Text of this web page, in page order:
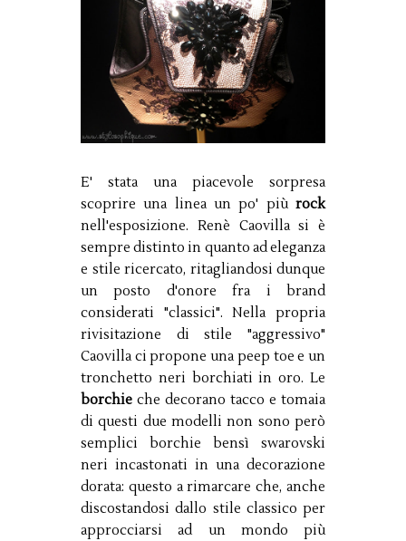
E' stata una piacevole sorpresa
scoprire una linea un po' più rock
nell'esposizione. Renè Caovilla si è
sempre distinto in quanto ad eleganza
e stile ricercato, ritagliandosi dunque
un posto d'onore fra i brand
considerati "classici". Nella propria
rivisitazione di stile "aggressivo"
Caovilla ci propone una peep toe e un
tronchetto neri borchiati in oro. Le
borchie che decorano tacco e tomaia
di questi due modelli non sono però
semplici borchie bensì swarovski
neri incastonati in una decorazione
dorata: questo a rimarcare che, anche
discostandosi dallo stile classico per
approcciarsi ad un mondo più